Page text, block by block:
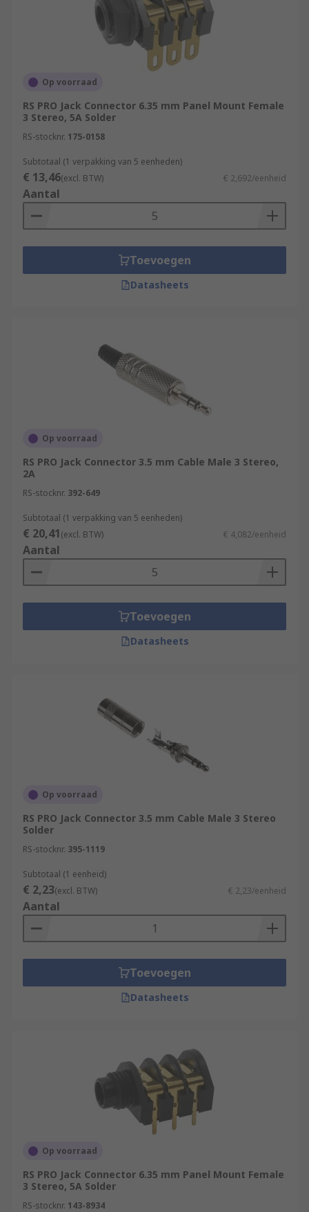
Op voorraad
RS PRO Jack Connector 6.35 mm Panel Mount Female
3 Stereo, 5A Solder
RS-stocknr. 175-0158
Subtotaal (1 verpakking van 5 eenheden)
€ 13,46(excl. BTW) € 2,692/eenheid
Aantal
Toevoegen
Datasheets
Op voorraad
RS PRO Jack Connector 3.5 mm Cable Male 3 Stereo,
2A
RS-stocknr. 392-649
Subtotaal (1 verpakking van 5 eenheden)
€ 20,41(excl. BTW) € 4,082/eenheid
Aantal
Toevoegen
Datasheets
Op voorraad
RS PRO Jack Connector 3.5 mm Cable Male 3 Stereo
Solder
RS-stocknr. 395-1119
Subtotaal (1 eenheid)
€ 2,23(excl. BTW) € 2,23/eenheid
Aantal
Toevoegen
Datasheets
Op voorraad
RS PRO Jack Connector 6.35 mm Panel Mount Female
3 Stereo, 5A Solder
RS-stocknr. 143-8934